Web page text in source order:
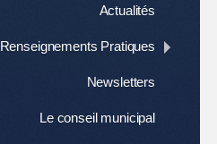
Actualités
Renseignements Pratiques
Newsletters
Le conseil municipal